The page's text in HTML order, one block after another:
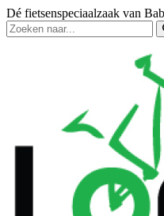
Dé fietsenspeciaalzaak van